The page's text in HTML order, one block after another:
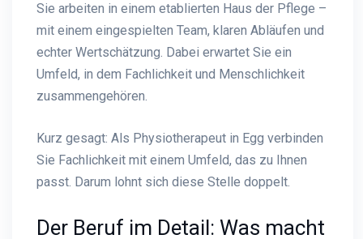
Sie arbeiten in einem etablierten Haus der Pflege –
mit einem eingespielten Team, klaren Abläufen und
echter Wertschätzung. Dabei erwartet Sie ein
Umfeld, in dem Fachlichkeit und Menschlichkeit
zusammengehören.
Kurz gesagt: Als Physiotherapeut in Egg verbinden
Sie Fachlichkeit mit einem Umfeld, das zu Ihnen
passt. Darum lohnt sich diese Stelle doppelt.
Der Beruf im Detail: Was macht